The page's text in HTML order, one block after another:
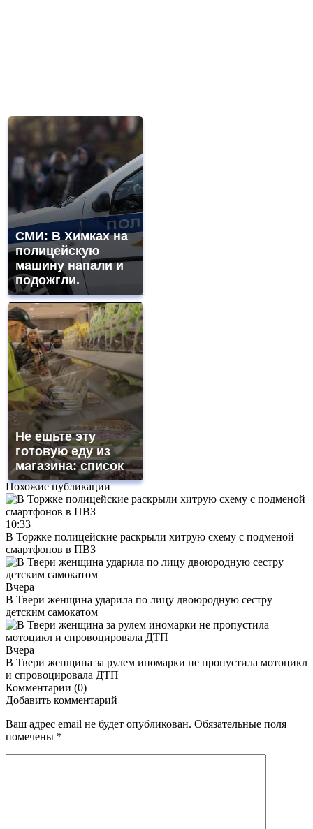
СМИ: В Химках на
полицейскую
машину напали и
подожгли.
Не ешьте эту
готовую еду из
магазина: список
Похожие публикации
10:33
В Торжке полицейские раскрыли хитрую схему с подменой
смартфонов в ПВЗ
Вчера
В Твери женщина ударила по лицу двоюродную сестру
детским самокатом
Вчера
В Твери женщина за рулем иномарки не пропустила мотоцикл
и спровоцировала ДТП
Комментарии (0)
Добавить комментарий
Ваш адрес email не будет опубликован. Обязательные поля
помечены *